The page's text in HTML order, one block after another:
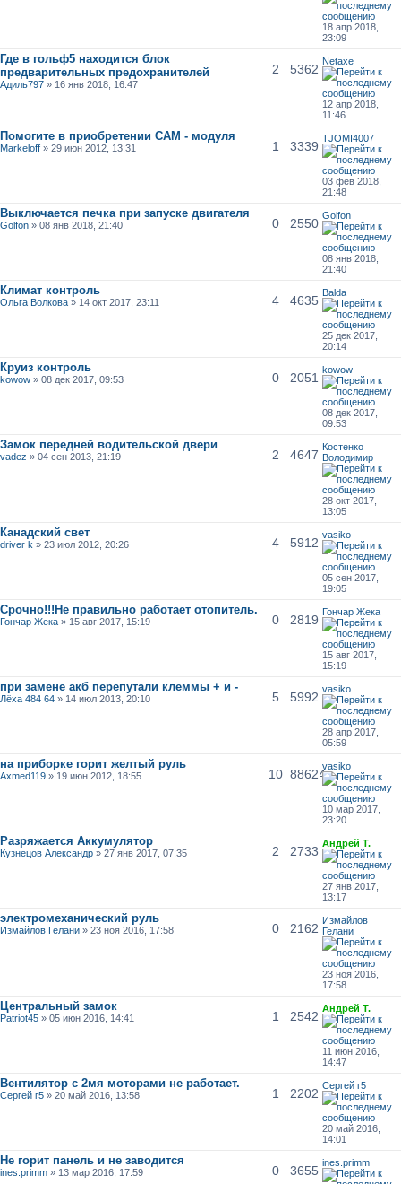
18 апр 2018,
23:09
Где в гольф5 находится блок
предварительных предохранителей
Адиль797 » 16 янв 2018, 16:47
2 5362
Netaxe
12 апр 2018,
11:46
Помогите в приобретении СAM - модуля
Markeloff » 29 июн 2012, 13:31 1 3339
TJOMI4007
03 фев 2018,
21:48
Выключается печка при запуске двигателя
Golfon » 08 янв 2018, 21:40 0 2550
Golfon
08 янв 2018,
21:40
Климат контроль
Ольга Волкова » 14 окт 2017, 23:11 4 4635
Balda
25 дек 2017,
20:14
Круиз контроль
kowow » 08 дек 2017, 09:53 0 2051
kowow
08 дек 2017,
09:53
Замок передней водительской двери
vadez » 04 сен 2013, 21:19 2 4647
Костенко
Володимир
28 окт 2017,
13:05
Канадский свет
driver k » 23 июл 2012, 20:26 4 5912
vasiko
05 сен 2017,
19:05
Срочно!!!Не правильно работает отопитель.
Гончар Жека » 15 авг 2017, 15:19 0 2819
Гончар Жека
15 авг 2017,
15:19
при замене акб перепутали клеммы + и -
Лёха 484 64 » 14 июл 2013, 20:10 5 5992
vasiko
28 апр 2017,
05:59
на приборке горит желтый руль
Axmed119 » 19 июн 2012, 18:55 10 88624
vasiko
10 мар 2017,
23:20
Разряжается Аккумулятор
Кузнецов Александр » 27 янв 2017, 07:35 2 2733
Андрей Т.
27 янв 2017,
13:17
электромеханический руль
Измайлов Гелани » 23 ноя 2016, 17:58 0 2162
Измайлов
Гелани
23 ноя 2016,
17:58
Центральный замок
Patriot45 » 05 июн 2016, 14:41 1 2542
Андрей Т.
11 июн 2016,
14:47
Вентилятор с 2мя моторами не работает.
Сергей г5 » 20 май 2016, 13:58 1 2202
Сергей г5
20 май 2016,
14:01
Не горит панель и не заводится
ines.primm » 13 мар 2016, 17:59 0 3655
ines.primm